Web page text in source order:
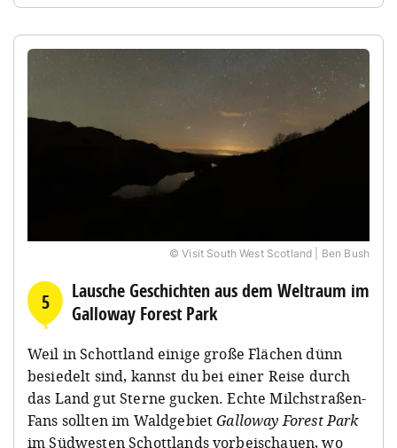
© Visit South West Scotland | Ben Bush
5
Lausche Geschichten aus dem Weltraum im
Galloway Forest Park
Weil in Schottland einige große Flächen dünn
besiedelt sind, kannst du bei einer Reise durch
das Land gut Sterne gucken. Echte Milchstraßen-
Fans sollten im WaldgebietGalloway Forest Park
im Südwesten Schottlands vorbeischauen, wo